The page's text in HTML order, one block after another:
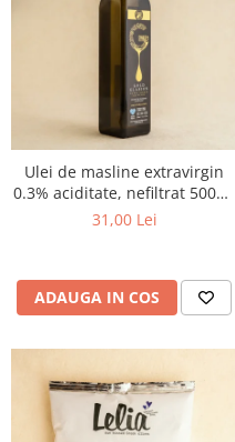
Ulei de masline extravirgin
0.3% aciditate, nefiltrat 500ml
- presat la rece
31,00 Lei
ADAUGA IN COS